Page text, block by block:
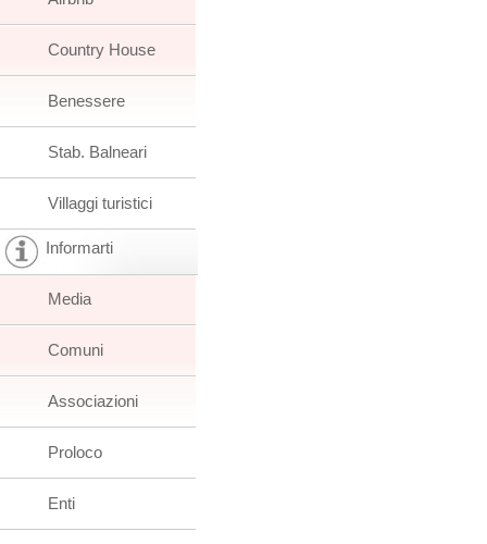
Country House
Benessere
Stab. Balneari
Villaggi turistici
Informarti
Media
Comuni
Associazioni
Proloco
Enti